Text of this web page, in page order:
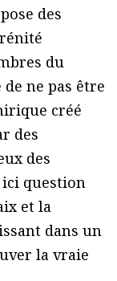
des
du
ne pas être
créé
des
des
ici question
et la
dans un
la vraie